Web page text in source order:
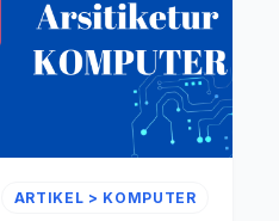
ARTIKEL > KOMPUTER